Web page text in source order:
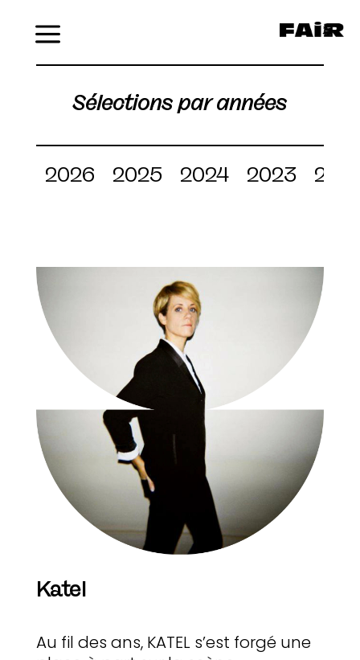
Sélections par années
2026 2025 2024 2023
Katel
Au fil des ans, KATEL s’est forgé une